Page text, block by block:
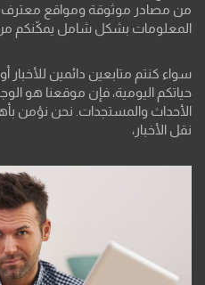
من مصادر موثوقة ومواقع معترف
المعلومات بشكل شامل يمكّنكم من
سواء كنتم متابعين دائمين
حياتكم اليومية، فإن موقعنا هو
الأحداث والمستجدات. نحن نؤمن
نقل الأخبار،